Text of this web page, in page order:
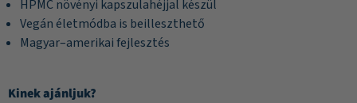
HPMC növényi kapszulahéjjal készül
Vegán életmódba is beilleszthető
Magyar–amerikai fejlesztés
Kinek ajánljuk?